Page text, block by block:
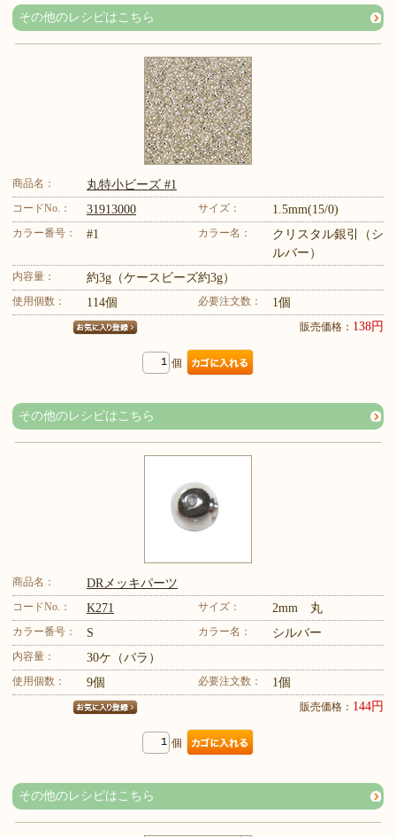
その他のレシピはこちら
商品名： 丸特小ビーズ #1
コードNo.： 31913000 サイズ： 1.5mm(15/0)
カラー番号： #1 カラー名：
クリスタル銀引（シ
ルバー）
内容量： 約3g（ケースビーズ約3g）
使用個数： 114個 必要注文数： 1個
販売価格： 138円
個
その他のレシピはこちら
商品名： DRメッキパーツ
コードNo.： K271 サイズ： 2mm 丸
カラー番号： S カラー名： シルバー
内容量： 30ケ（バラ）
使用個数： 9個 必要注文数： 1個
販売価格： 144円
個
その他のレシピはこちら